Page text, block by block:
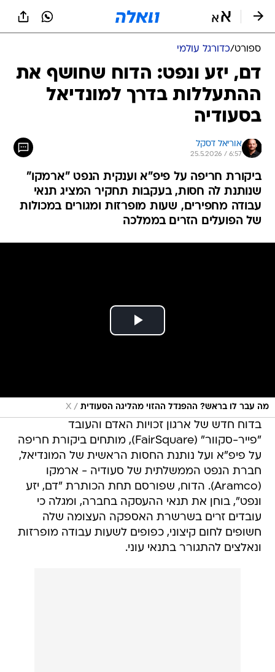
ספורט/כדורגל עולמי
דם, יזע ונפט: הדוח שחושף את
ההתעללות בדרך למונדיאל
בסעודיה
אוריאל דסקל
25.5.2026 / 6:57
ביקורת חריפה על פיפ"א וענקית הנפט "ארמקו"
שנותנת לה חסות, בעקבות תחקיר המציג תנאי
עבודה מחפירים, שעות מופרזות ומגורים במכולות
של הפועלים הזרים בממלכה
מה עבר לו בראש? ההפנדל ההזוי מהליגה הסעודית /
X
בדוח חדש של ארגון זכויות האדם והעובד
"פייר-סקוור" (FairSquare), מותחים ביקורת חריפה
על פיפ"א ועל נותנת החסות הראשית של המונדיאל,
חברת הנפט הממשלתית של סעודיה - ארמקו
(Aramco). הדוח, שפורסם תחת הכותרת "דם, יזע
ונפט", בוחן את תנאי ההעסקה בחברה, ומגלה כי
עובדים זרים בשרשרת האספקה העצומה שלה
חשופים לחום קיצוני, כפופים לשעות עבודה מופרזות
ונאלצים להתגורר בתנאי עוני.